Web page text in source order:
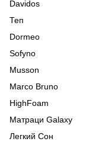
Davidos
Теп
Dormeo
Sofyno
Musson
Marco Bruno
HighFoam
Матраци Galaxy
Легкий Сон